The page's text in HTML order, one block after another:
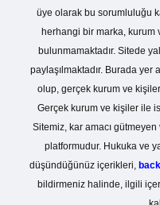
üye olarak bu sorumluluğu
herhangi bir marka, kurum
bulunmamaktadır. Sitede
paylaşılmaktadır. Burada
olup, gerçek kurum ve kişiler
Gerçek kurum ve kişiler ile
Sitemiz, kar amacı
platformudur. Hukuka ve
düşündüğünüz içerikleri,
bildirmeniz halinde, ilgili